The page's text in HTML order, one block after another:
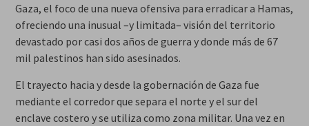
Gaza, el foco de una nueva ofensiva para erradicar a Hamas,
ofreciendo una inusual –y limitada– visión del territorio
devastado por casi dos años de guerra y donde más de 67
mil palestinos han sido asesinados.
El trayecto hacia y desde la gobernación de Gaza fue
mediante el corredor que separa el norte y el sur del
enclave costero y se utiliza como zona militar. Una vez en